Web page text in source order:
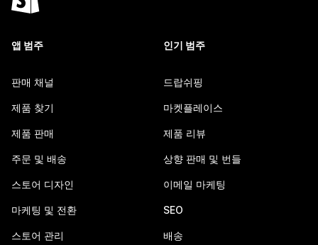
앱 범주
판매 채널
제품 찾기
제품 판매
주문 및 배송
스토어 디자인
마케팅 및 전환
스토어 관리
인기 범주
드랍쉬핑
마켓플레이스
제품 리뷰
상향 판매 및 번들
이메일 마케팅
SEO
배송